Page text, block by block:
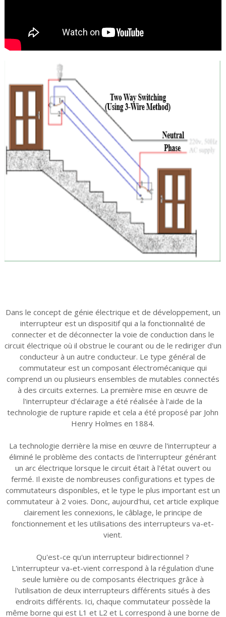
Dans le concept de génie électrique et de développement, un
interrupteur est un dispositif qui a la fonctionnalité de
connecter et de déconnecter la voie de conduction dans le
circuit électrique où il obstrue le courant ou de le rediriger d'un
conducteur à un autre conducteur. Le type général de
commutateur est un composant électromécanique qui
comprend un ou plusieurs ensembles de mutables connectés
à des circuits externes. La première mise en œuvre de
l'interrupteur d'éclairage a été réalisée à l'aide de la
technologie de rupture rapide et cela a été proposé par John
Henry Holmes en 1884.
La technologie derrière la mise en œuvre de l'interrupteur a
éliminé le problème des contacts de l'interrupteur générant
un arc électrique lorsque le circuit était à l'état ouvert ou
fermé. Il existe de nombreuses configurations et types de
commutateurs disponibles, et le type le plus important est un
commutateur à 2 voies. Donc, aujourd'hui, cet article explique
clairement les connexions, le câblage, le principe de
fonctionnement et les utilisations des interrupteurs va-et-
vient.
Qu'est-ce qu'un interrupteur bidirectionnel ?
L'interrupteur va-et-vient correspond à la régulation d'une
seule lumière ou de composants électriques grâce à
l'utilisation de deux interrupteurs différents situés à des
endroits différents. Ici, chaque commutateur possède la
même borne qui est L1 et L2 et L correspond à une borne de